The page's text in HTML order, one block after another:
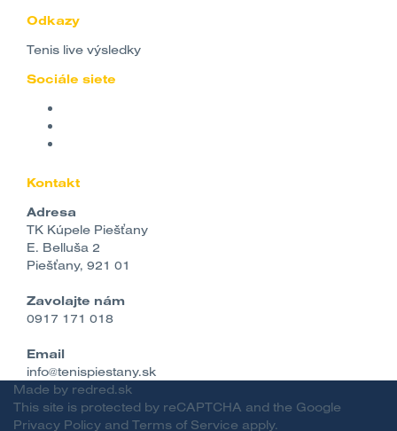
Odkazy
Tenis live výsledky
Sociále siete
Kontakt
Adresa
TK Kúpele Piešťany
E. Belluša 2
Piešťany, 921 01
Zavolajte nám
0917 171 018
Email
info@tenispiestany.sk
Made by redred.sk
This site is protected by reCAPTCHA and the Google
Privacy Policy and Terms of Service apply.